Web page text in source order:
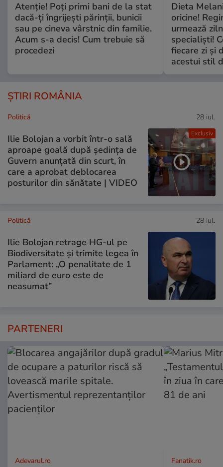
Atenție! Poți primi bani de la stat
dacă-ți îngrijești părinții, bunicii
sau pe cineva vârstnic din familie.
Acum s-a decis! Cum trebuie să
procedezi
Dieta
oricine!
urmează
specialiști!
fiecare zi și
acestui stil
ȘTIRI ROMÂNIA
Exclusiv
Politică 28 iul.
Ilie Bolojan a vorbit într-o sală
aproape goală după ședința de
Guvern anunțată din scurt, în
care a aprobat deblocarea
posturilor din sănătate | VIDEO
Politică 28 iul.
Ilie Bolojan retrage HG-ul pe
Biodiversitate și trimite legea în
Parlament: „O penalitate de 1
miliard de euro este de
neasumat”
PARTENERI
Adevarul.ro Fanatik.ro